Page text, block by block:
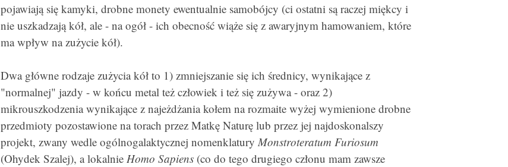
pojawiają się kamyki, drobne monety ewentualnie samobójcy (ci ostatni są raczej miękcy i
nie uszkadzają kół, ale - na ogół - ich obecność wiąże się z awaryjnym hamowaniem, które
ma wpływ na zużycie kół).
Dwa główne rodzaje zużycia kół to 1) zmniejszanie się ich średnicy, wynikające z
"normalnej" jazdy - w końcu metal też człowiek i też się zużywa - oraz 2)
mikrouszkodzenia wynikające z najeżdżania kołem na rozmaite wyżej wymienione drobne
przedmioty pozostawione na torach przez Matkę Naturę lub przez jej najdoskonalszy
projekt, zwany wedle ogólnogalaktycznej nomenklatury Monstroteratum Furiosum
(Ohydek Szalej), a lokalnie Homo Sapiens(co do tego drugiego członu mam zawsze